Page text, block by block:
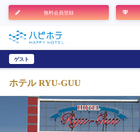
無料会員登録
ゲスト
ホテル RYU-GUU